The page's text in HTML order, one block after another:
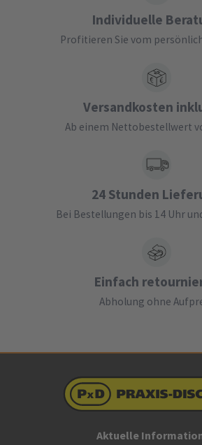
Individuelle
Profitieren Sie vom
Versandkosten
Ab einem Nettobestellwert
24 Stunden
Bei Bestellungen bis 14 Uhr
Einfach
Abholung ohne
Aktuelle